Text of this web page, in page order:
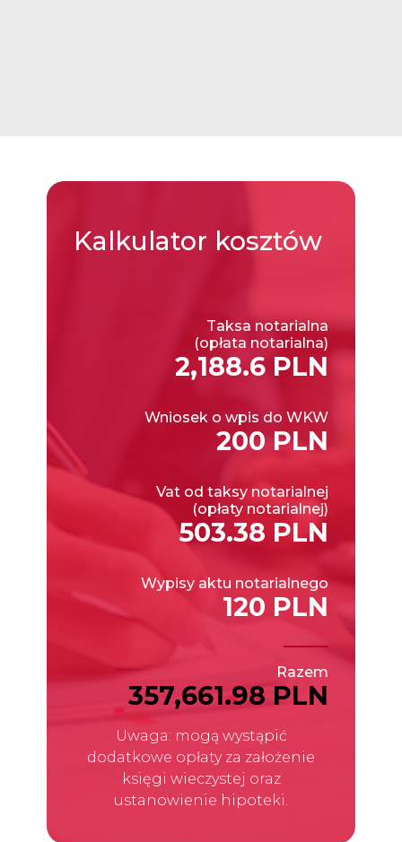
Kalkulator kosztów
Taksa notarialna
(opłata notarialna)
2,188.6 PLN
Wniosek o wpis do WKW
200 PLN
Vat od taksy notarialnej
(opłaty notarialnej)
503.38 PLN
Wypisy aktu notarialnego
120 PLN
Razem
357,661.98 PLN
Uwaga: mogą wystąpić
dodatkowe opłaty za założenie
księgi wieczystej oraz
ustanowienie hipoteki.